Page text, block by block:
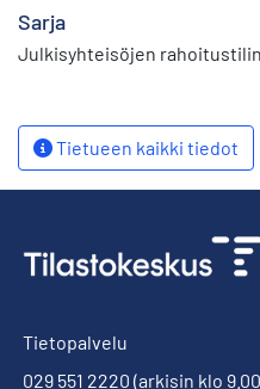
Sarja
Julkisyhteisöjen
Tietueen kaikki tiedot
Tietopalvelu
029 551 2220 (arkisin klo